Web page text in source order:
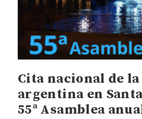
Cita nacional de
argentina en
55ª Asamblea